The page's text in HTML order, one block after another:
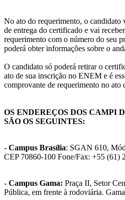
No ato do requerimento, o candidato
de entrega do certificado e vai
requerimento com o número do seu
poderá obter informações sobre o
O candidato só poderá retirar o
ato de sua inscrição no ENEM e é
comprovante de requerimento no ato
OS ENDEREÇOS DOS CAMPI
SÃO OS SEGUINTES:
- Campus Brasília: SGAN 610,
CEP 70860-100 Fone/Fax: +55 (61)
- Campus Gama: Praça II, Setor
Pública, em frente à rodoviária.